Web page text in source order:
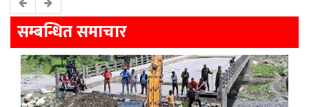
सम्बन्धित समाचार